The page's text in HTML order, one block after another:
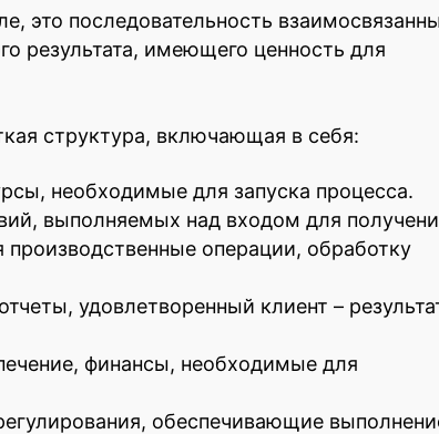
это последовательность
результата, имеющего ценность для
структура, включающая в себя:
необходимые для запуска процесса.
выполняемых над входом для
операции, обработку
удовлетворенный клиент –
финансы, необходимые для
обеспечивающие